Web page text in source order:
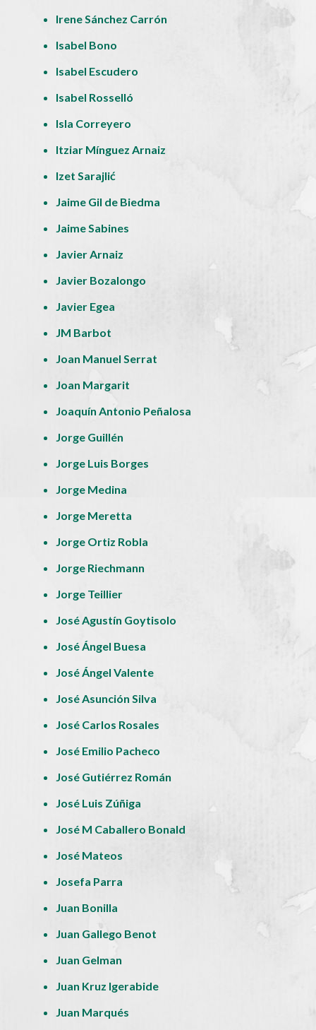
Irene Sánchez Carrón
Isabel Bono
Isabel Escudero
Isabel Rosselló
Isla Correyero
Itziar Mínguez Arnaiz
Izet Sarajlić
Jaime Gil de Biedma
Jaime Sabines
Javier Arnaiz
Javier Bozalongo
Javier Egea
JM Barbot
Joan Manuel Serrat
Joan Margarit
Joaquín Antonio Peñalosa
Jorge Guillén
Jorge Luis Borges
Jorge Medina
Jorge Meretta
Jorge Ortiz Robla
Jorge Riechmann
Jorge Teillier
José Agustín Goytisolo
José Ángel Buesa
José Ángel Valente
José Asunción Silva
José Carlos Rosales
José Emilio Pacheco
José Gutiérrez Román
José Luis Zúñiga
José M Caballero Bonald
José Mateos
Josefa Parra
Juan Bonilla
Juan Gallego Benot
Juan Gelman
Juan Kruz Igerabide
Juan Marqués